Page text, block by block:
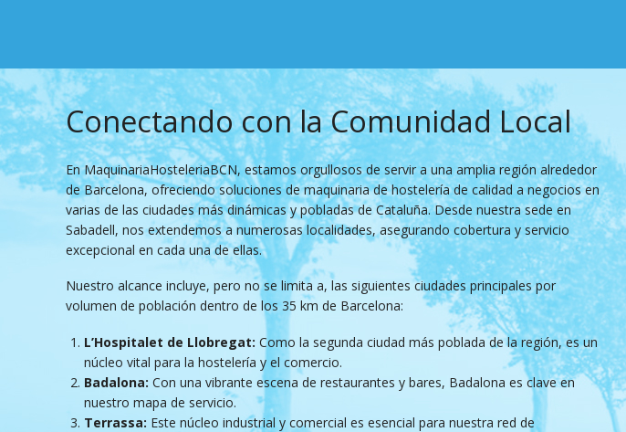
Conectando con la Comunidad Local
En MaquinariaHosteleriaBCN, estamos orgullosos de servir a una amplia región alrededor
de Barcelona, ofreciendo soluciones de maquinaria de hostelería de calidad a negocios en
varias de las ciudades más dinámicas y pobladas de Cataluña. Desde nuestra sede en
Sabadell, nos extendemos a numerosas localidades, asegurando cobertura y servicio
excepcional en cada una de ellas.
Nuestro alcance incluye, pero no se limita a, las siguientes ciudades principales por
volumen de población dentro de los 35 km de Barcelona:
L’Hospitalet de Llobregat: Como la segunda ciudad más poblada de la región, es un
núcleo vital para la hostelería y el comercio.
Badalona: Con una vibrante escena de restaurantes y bares, Badalona es clave en
nuestro mapa de servicio.
Terrassa: Este núcleo industrial y comercial es esencial para nuestra red de